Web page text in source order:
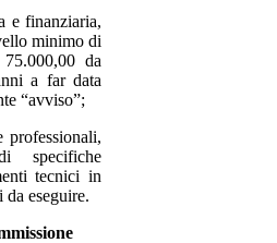
e finanziaria,
minimo di
da
a far data
“avviso”;
professionali,
specifiche
tecnici in
eseguire.